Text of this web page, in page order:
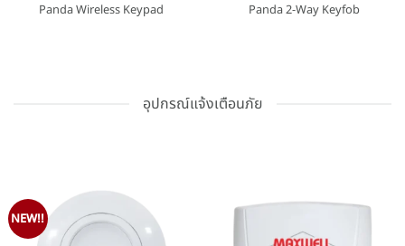
Panda Wireless Keypad Panda 2-Way Keyfob
อุปกรณ์แจ้งเตือนภัย
NEW!!